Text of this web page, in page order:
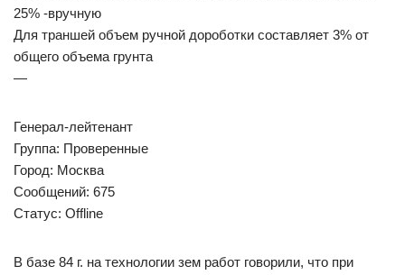
25% -вручную
Для траншей объем ручной дороботки составляет 3% от
общего объема грунта
—
Генерал-лейтенант
Группа: Проверенные
Город: Москва
Сообщений: 675
Статус: Offline
В базе 84 г. на технологии зем работ говорили, что при